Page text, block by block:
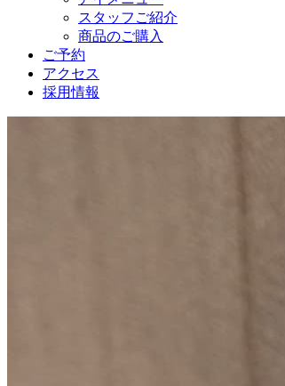
スタッフご紹介
商品のご購入
ご予約
アクセス
採用情報